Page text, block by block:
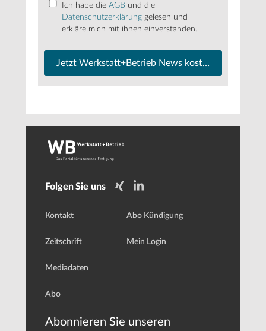
Ich habe die AGB und die
Datenschutzerklärung gelesen und
erkläre mich mit ihnen einverstanden.
Jetzt Werkstatt+Betrieb News kostenfrei
Folgen Sie uns
Kontakt
Zeitschrift
Mediadaten
Abo
Abo Kündigung
Mein Login
Abonnieren Sie unseren